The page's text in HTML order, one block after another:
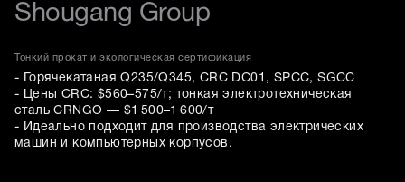
Shougang Group
Тонкий прокат и экологическая сертификация
- Горячекатаная Q235/Q345, CRC DC01, SPCC, SGCC
- Цены CRC: $560–575/т; тонкая электротехническая
сталь CRNGO — $1 500–1 600/т
- Идеально подходит для производства электрических
машин и компьютерных корпусов.